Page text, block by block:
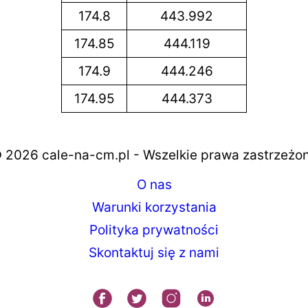
174.8
443.992
174.85
444.119
174.9
444.246
174.95
444.373
cale-na-cm.pl - Wszelkie prawa
O nas
Warunki korzystania
Polityka prywatności
Skontaktuj się z nami